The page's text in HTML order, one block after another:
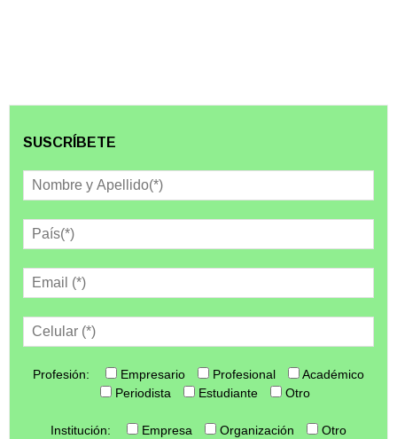
SUSCRÍBETE
Profesión: Empresario Profesional
Académico
Periodista
Estudiante Otro
Institución: Empresa Organización Otro